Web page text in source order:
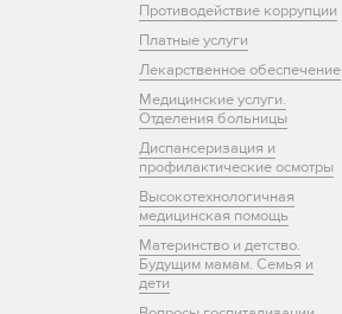
Противодействие коррупции
Платные услуги
Лекарственное обеспечение
Медицинские услуги.
Отделения больницы
Диспансеризация и
профилактические осмотры
Высокотехнологичная
медицинская помощь
Материнство и детство.
Будущим мамам. Семья и
дети